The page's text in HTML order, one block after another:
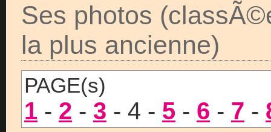
Ses photos
la plus ancienne)
PAGE(s)
1 - 2 - 3 - 4 - 5 - 6 - 7 -